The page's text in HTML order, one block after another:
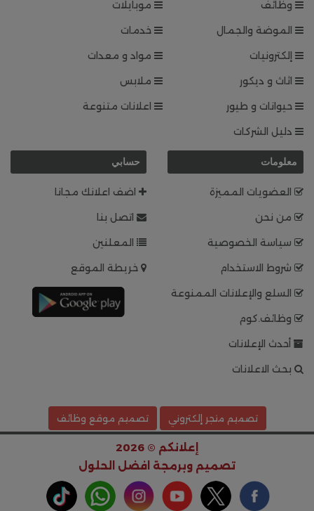
وظائف
موبايلات
الموضة والجمال
خدمات
إلكترونيات
مواد و معدات
اثاث و ديكور
ملابس
حيوانات و طيور
اعلانات متنوعة
دليل الشركات
معلومات
العضويات المميزة
من نحن
سياسة الخصوصية
شروط الاستخدام
السلع والإعلانات الممنوعة
وظائف.كوم
أحدث الإعلانات
بحث الاعلانات
حسابي
اضف اعلانك مجانا
اتصل بنا
المعلنين
خريطة الموقع
تصميم متجر إلكتروني تصميم موقع وظائف
إعلانكم © 2026
تصميم وبرمجة افضل الحلول